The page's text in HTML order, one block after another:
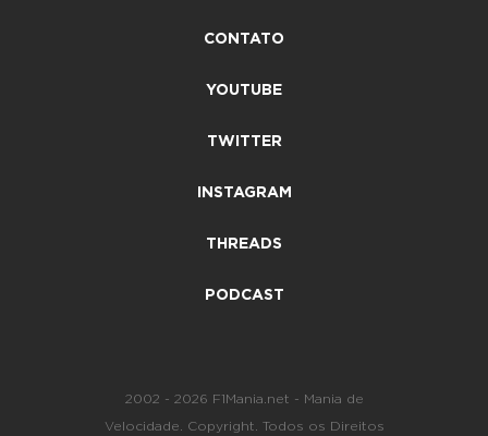
CONTATO
YOUTUBE
TWITTER
INSTAGRAM
THREADS
PODCAST
2002 - 2026 F1Mania.net - Mania de
Velocidade. Copyright. Todos os Direitos